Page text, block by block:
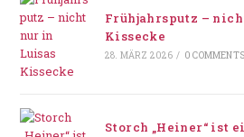
Frühjahrsputz –
Kissecke
28. MÄRZ 2026 / 0 COMMENTS
Storch „Heiner“ ist